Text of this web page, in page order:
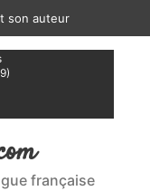
son auteur
française